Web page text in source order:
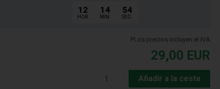
12
HOR.
14
MIN.
53
SEG.
PLos precios incluyen el IVA
29,00 EUR
Añadir a la cesta